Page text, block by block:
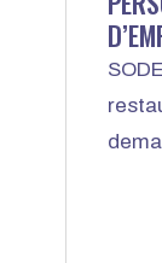
CNRS